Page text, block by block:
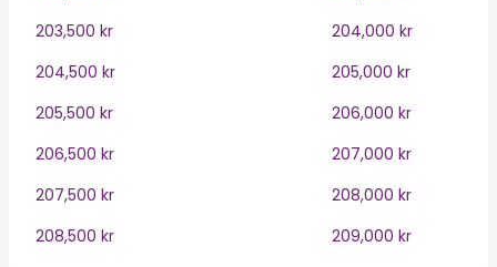
203,500 kr
204,000 kr
204,500 kr
205,000 kr
205,500 kr
206,000 kr
206,500 kr
207,000 kr
207,500 kr
208,000 kr
208,500 kr
209,000 kr